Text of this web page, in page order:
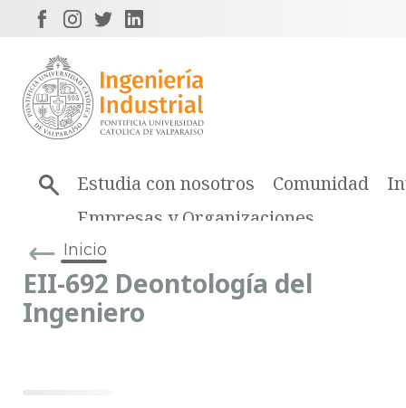
Estudia con nosotros Comunidad
Empresas y Organizaciones
Inicio
EII-692 Deontología del
Ingeniero